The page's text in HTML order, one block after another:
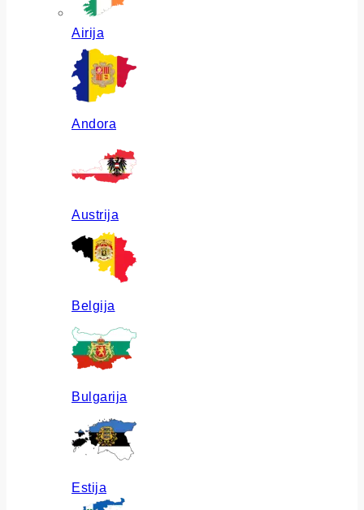
Airija
Andora
Austrija
Belgija
Bulgarija
Estija